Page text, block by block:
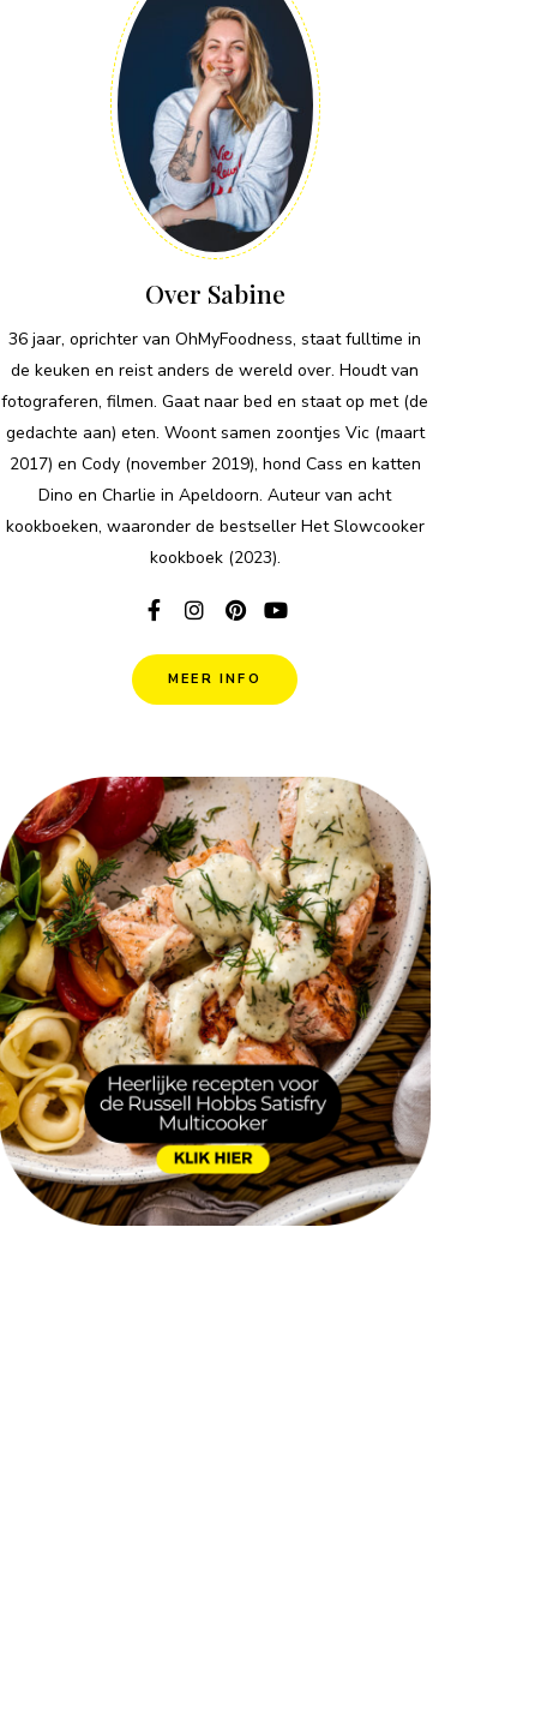
Over Sabine
36 jaar, oprichter van OhMyFoodness, staat fulltime in
de keuken en reist anders de wereld over. Houdt van
fotograferen, filmen. Gaat naar bed en staat op met (de
gedachte aan) eten. Woont samen zoontjes Vic (maart
2017) en Cody (november 2019), hond Cass en katten
Dino en Charlie in Apeldoorn. Auteur van acht
kookboeken, waaronder de bestseller Het Slowcooker
kookboek (2023).
MEER INFO